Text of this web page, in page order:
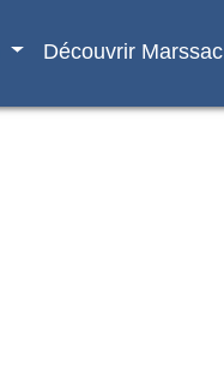
Découvrir Marssac